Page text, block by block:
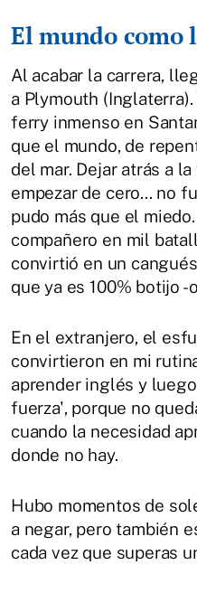
El mundo como
Al acabar la carrera,
a Plymouth
ferry inmenso en
que el mundo, de
del mar. Dejar atrás a
empezar de cero... no
pudo más que el
compañero en mil
convirtió en un
que ya es 100% botijo -
En el extranjero, el
convirtieron en mi
aprender inglés y
fuerza', porque no
cuando la necesidad
donde no hay.
Hubo momentos de
a negar, pero también
cada vez que superas